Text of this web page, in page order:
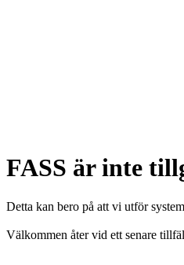
FASS är inte
Detta kan bero på att vi utför
Välkommen åter vid ett senare